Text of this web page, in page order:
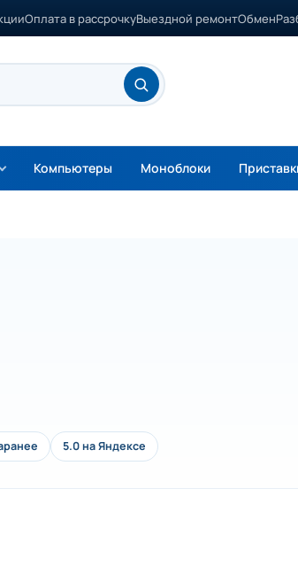
Оплата в рассрочкуВыездной ремонтОбмен
Компьютеры Моноблоки
5.0 на Яндексе